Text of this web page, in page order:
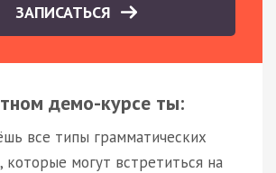
ЗАПИСАТЬСЯ
демо-курсе ты:
все типы грамматических
которые могут встретиться на